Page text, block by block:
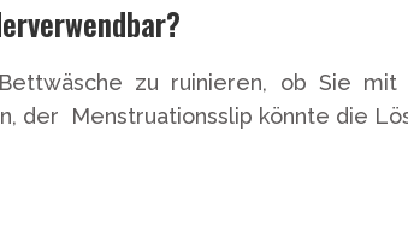
zu ruinieren, ob Sie
der Menstruationsslip könnte die